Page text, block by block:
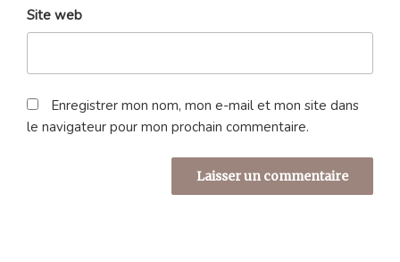
Site web
Enregistrer mon nom, mon e-mail et mon site dans
le navigateur pour mon prochain commentaire.